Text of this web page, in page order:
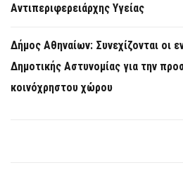
Αντιπεριφερειάρχης Υγείας
Δήμος Αθηναίων: Συνεχίζονται οι
Δημοτικής Αστυνομίας για την
κοινόχρηστου χώρου